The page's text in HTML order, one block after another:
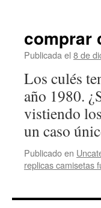
comprar
Publicada el 8 de
Los culés
año 1980.
vistiendo
un caso
Publicado en
replicas camisetas